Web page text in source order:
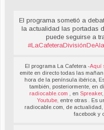
El programa sometió a
la actualidad las portadas
puede seguirse a
El programa La Cafetera -Aquí
emite en directo todas las
hora de la península ibérica,
también, posteriormente, en
radiocable.com
, enSpreaker
Youtube, entre otras . Es
radiocable.com, de actualidad,
facebook y